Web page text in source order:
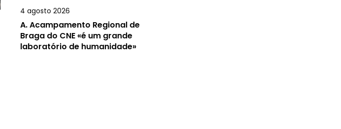
4 agosto 2026
A.Acampamento Regional de
Braga do CNE «é um grande
laboratório de humanidade»